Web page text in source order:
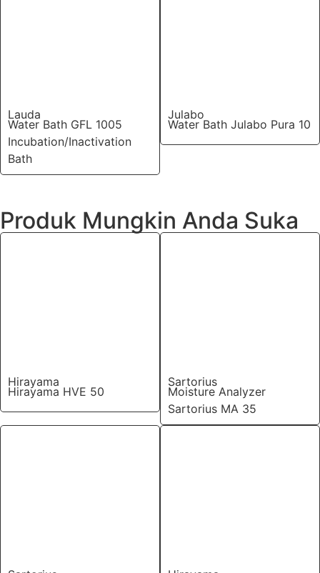
Lauda
Water Bath GFL 1005
Incubation/Inactivation
Bath
Julabo
Water Bath Julabo Pura 10
Produk Mungkin Anda Suka
Hirayama
Hirayama HVE 50
Sartorius
Moisture Analyzer
Sartorius MA 35